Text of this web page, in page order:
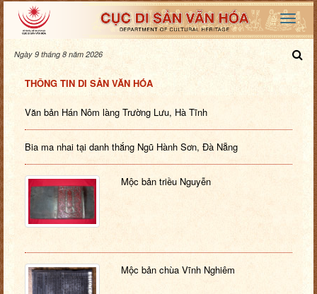
Ngày 9 tháng 8 năm 2026
THÔNG TIN DI SẢN VĂN HÓA
Văn bản Hán Nôm làng Trường Lưu, Hà Tĩnh
Bia ma nhai tại danh thắng Ngũ Hành Sơn, Đà Nẵng
Mộc bản triều Nguyễn
Mộc bản chùa Vĩnh Nghiêm